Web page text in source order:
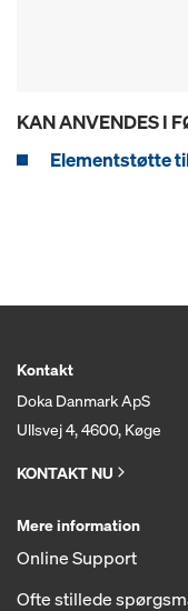
KAN ANVENDES I
Elementstøtte
Kontakt
Doka Danmark ApS
Ullsvej 4, 4600, Køge
KONTAKT NU
Mere information
Online Support
Ofte stillede